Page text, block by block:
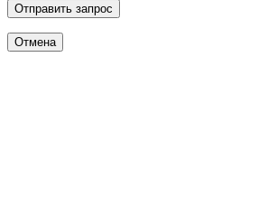
Отправить запрос
Отмена